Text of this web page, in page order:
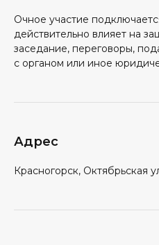
Очное участие
действительно влияет на
заседание, переговоры,
с органом или иное
Адрес
Красногорск, Октябрьская